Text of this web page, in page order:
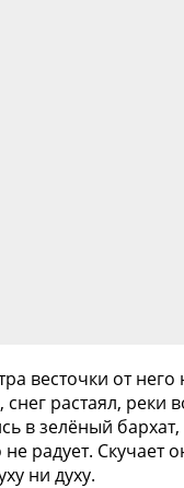
весточки от него
растаял, реки
в зелёный
не радует. Скучает
ни духу.